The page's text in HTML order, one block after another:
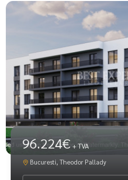
96.224€ + TVA
Bucuresti, Theodor Pallady